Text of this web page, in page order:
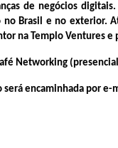
de negócios
Brasil e no exterior.
na Templo Ventures e
Networking
será encaminhada por